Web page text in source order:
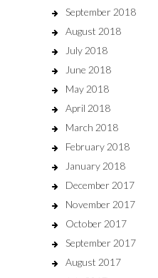
September 2018
August 2018
July 2018
June 2018
May 2018
April 2018
March 2018
February 2018
January 2018
December 2017
November 2017
October 2017
September 2017
August 2017